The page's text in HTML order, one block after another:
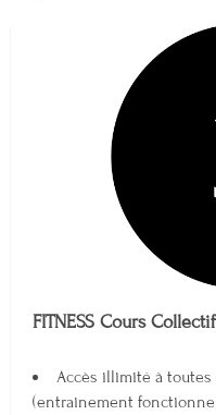
FITNESS Cours
Accès illimité à
(entrainement